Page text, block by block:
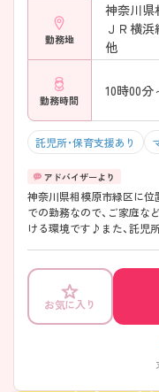
勤務地
神奈川県
ＪＲ横浜
他
勤務時間
10時00分
託児所・保育支援あり
神奈川県相模原市緑区に位
での勤務なので、ご家庭な
ける環境です♪また、託児
お気に入り